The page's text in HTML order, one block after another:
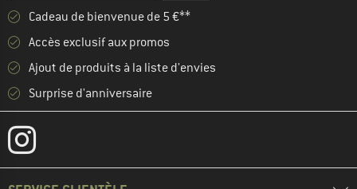
Cadeau de bienvenue de 5 €**
Accès exclusif aux promos
Ajout de produits à la liste d'envies
Surprise d'anniversaire